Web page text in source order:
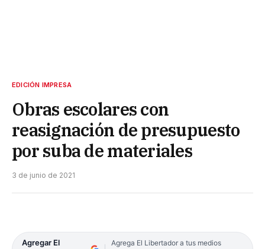
EDICIÓN IMPRESA
Obras escolares con
reasignación de presupuesto
por suba de materiales
3 de junio de 2021
Agregar El
Agrega El Libertador a tus medios